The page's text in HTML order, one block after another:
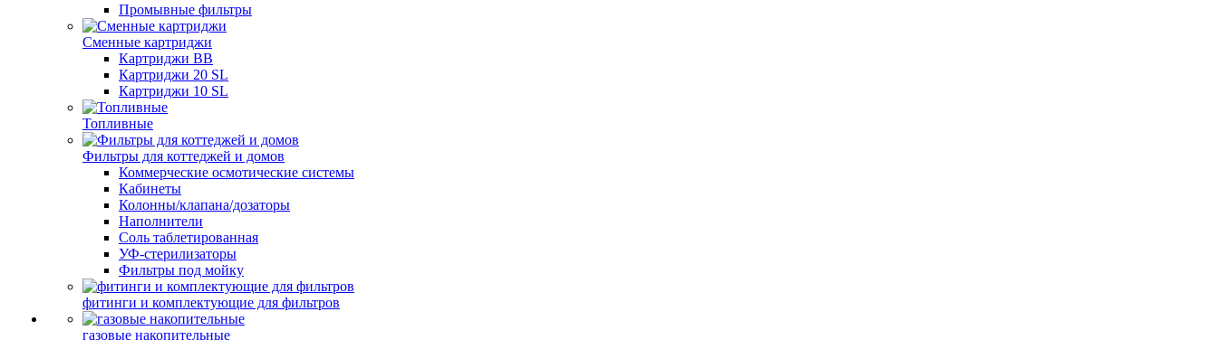
Промывные фильтры
Сменные картриджи
Картриджи BB
Картриджи 20 SL
Картриджи 10 SL
Топливные
Фильтры для коттеджей и домов
Коммерческие осмотические системы
Кабинеты
Колонны/клапана/дозаторы
Наполнители
Соль таблетированная
УФ-стерилизаторы
Фильтры под мойку
фитинги и комплектующие для фильтров
газовые накопительные